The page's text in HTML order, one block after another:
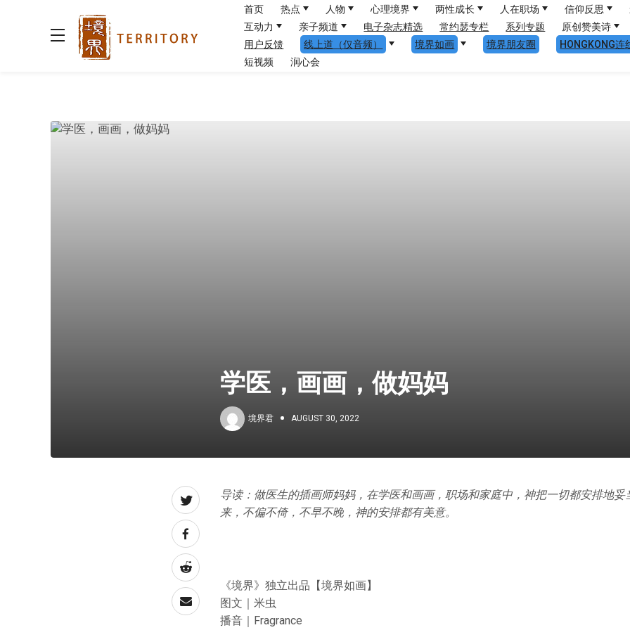
首页 热点 人物 心理境界 两性成长 人在职场 信仰反思
互动力
亲子频道 电子杂志精选 常约瑟专栏 系列专题 原创赞美诗
用户反馈
线上道（仅音频） 境界如画 境界朋友圈
HONGKONG连
短视频
润心会
学医，画画，做妈妈
境界君 AUGUST 30, 2022
导读：做医生的插画师妈妈，在学医和画画，职场和家庭中，神把一切都安排地妥
来，不偏不倚，不早不晚，神的安排都有美意。
《境界》独立出品【境界如画】
图文｜米虫
播音｜Fragrance